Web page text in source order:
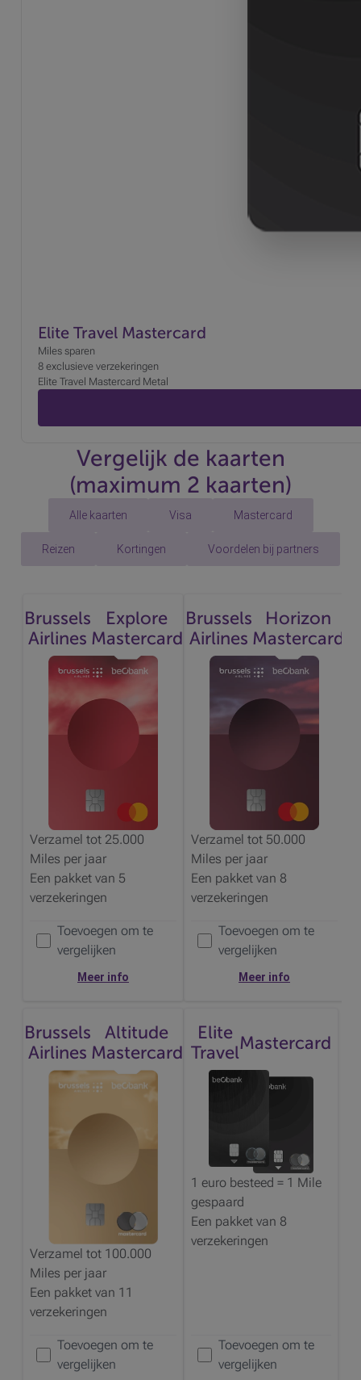
Elite Travel Mastercard
Miles sparen
8 exclusieve verzekeringen
Elite Travel Mastercard Metal
Vergelijk de kaarten
(maximum 2 kaarten)
Alle kaarten Visa Mastercard
Reizen Kortingen Voordelen bij partners
Brussels
Airlines
Explore
Mastercard
Verzamel tot 25.000
Miles per jaar
Een pakket van 5
verzekeringen
Voeg de
Toevoegen om te
vergelijken
toe om te vergelijken
Meer info
Brussels
Airlines
Horizon
Mastercard
Verzamel tot 50.000
Miles per jaar
Een pakket van 8
verzekeringen
Voeg de
Toevoegen om te
vergelijken
toe om te vergelijken
Meer info
Brussels
Airlines
Altitude
Mastercard
Verzamel tot 100.000
Miles per jaar
Een pakket van 11
verzekeringen
Voeg de
Toevoegen om te
vergelijken
toe om te vergelijken
Elite
TravelMastercard
1 euro besteed = 1 Mile
gespaard
Een pakket van 8
verzekeringen
Voeg de
Toevoegen om te
vergelijken
toe om te vergelijken